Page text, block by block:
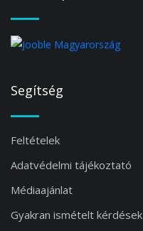
Segítség
Feltételek
Adatvédelmi tájékoztató
Médiaajánlat
Gyakran ismételt kérdések